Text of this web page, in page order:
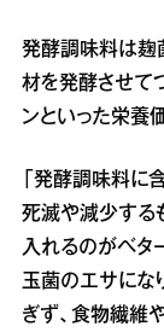
発酵調味料は麹
材を発酵させて
ンといった栄養
「発酵調味料に
死滅や減少する
入れるのがベタ
玉菌のエサにな
ぎず、食物繊維